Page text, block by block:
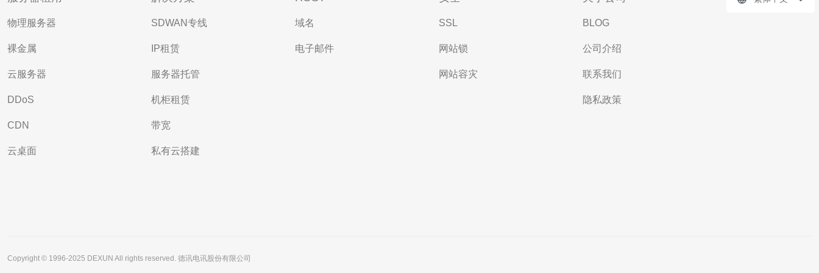
物理服务器
裸金属
云服务器
DDoS
CDN
云桌面
SDWAN专线
IP租赁
服务器托管
机柜租赁
带宽
私有云搭建
域名
电子邮件
SSL
网站锁
网站容灾
BLOG
公司介绍
联系我们
隐私政策
Copyright © 1996-2025 DEXUN All rights reserved. 德讯电讯股份有限公司